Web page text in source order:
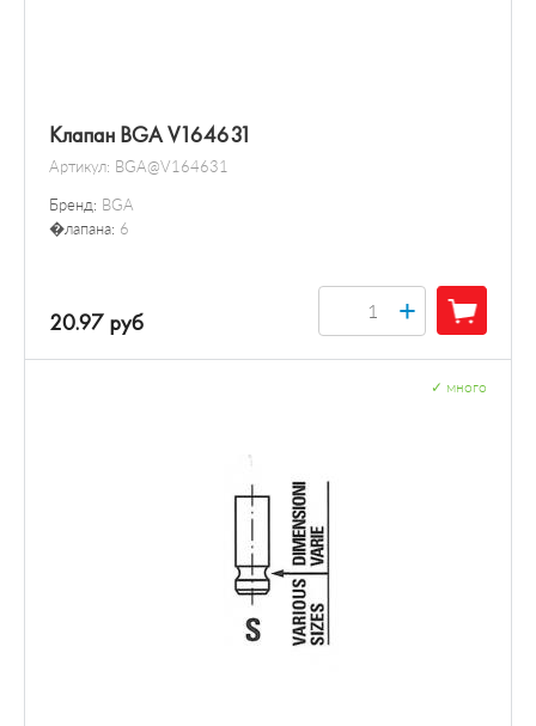
Клапан BGA V164631
Артикул: BGA@V164631
Бренд: BGA
�лапана: 6
20.97 руб +
много